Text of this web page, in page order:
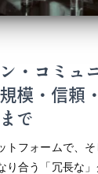
・コミュ
模・信頼
で
トフォームで、
り合う「冗長な